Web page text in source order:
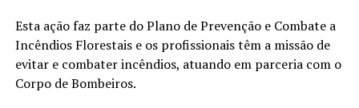
Esta ação faz parte do Plano de Prevenção e Combate a
Incêndios Florestais e os profissionais têm a missão de
evitar e combater incêndios, atuando em parceria com o
Corpo de Bombeiros.